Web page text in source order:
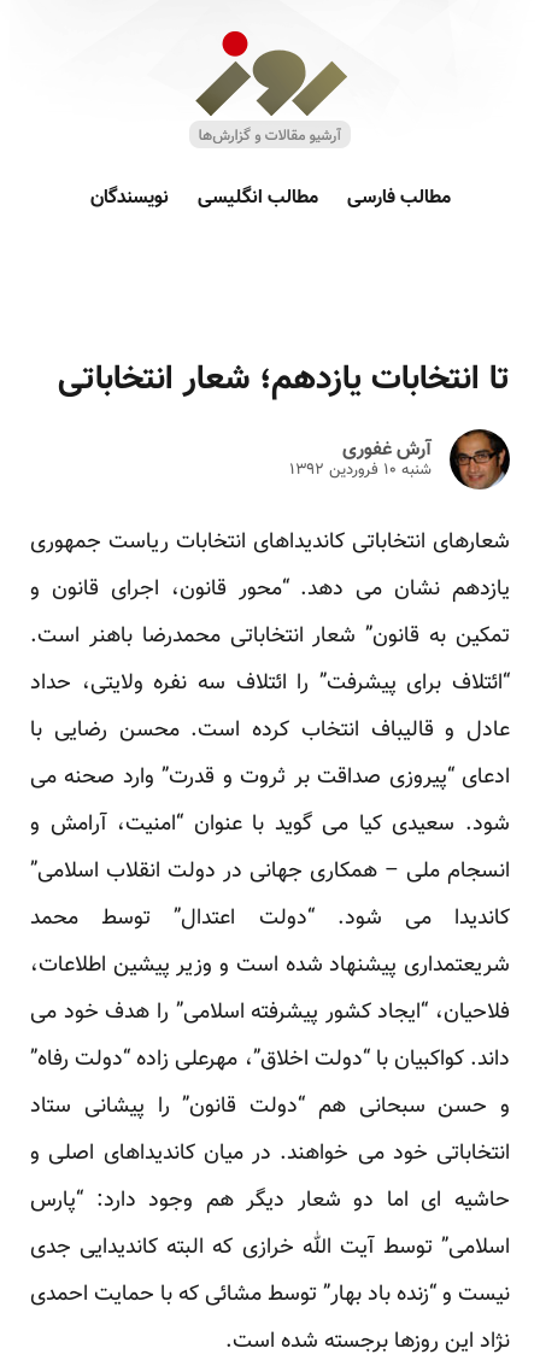
مطالب فارسی مطالب انگلیسی نویسندگان
تا انتخابات یازدهم؛ شعار انتخاباتی
آرش غفوری
شنبه ۱۰ فروردين ۱۳۹۲
شعارهای انتخاباتی کاندیداهای انتخابات ریاست جمهوری
یازدهم نشان می دهد. “محور قانون، اجرای قانون و
تمکین به قانون” شعار انتخاباتی محمدرضا باهنر است.
“ائتلاف برای پیشرفت” را ائتلاف سه نفره ولایتی، حداد
عادل و قالیباف انتخاب کرده است. محسن رضایی با
ادعای “پیروزی صداقت بر ثروت و قدرت” وارد صحنه می
شود. سعیدی کیا می گوید با عنوان “امنیت، آرامش و
انسجام ملی – همکاری جهانی در دولت انقلاب اسلامی”
کاندیدا می شود. “دولت اعتدال” توسط محمد
شریعتمداری پیشنهاد شده است و وزیر پیشین اطلاعات،
فلاحیان، “ایجاد کشور پیشرفته اسلامی” را هدف خود می
داند. کواکبیان با “دولت اخلاق”، مهرعلی زاده “دولت رفاه”
و حسن سبحانی هم “دولت قانون” را پیشانی ستاد
انتخاباتی خود می خواهند. در میان کاندیداهای اصلی و
حاشیه ای اما دو شعار دیگر هم وجود دارد: “پارس
اسلامی” توسط آیت الله خرازی که البته کاندیدایی جدی
نیست و “زنده باد بهار” توسط مشائی که با حمایت احمدی
نژاد این روزها برجسته شده است.